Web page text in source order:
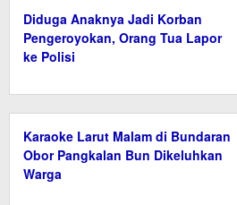
Diduga Anaknya Jadi Korban
Pengeroyokan, Orang Tua Lapor
ke Polisi
Karaoke Larut Malam di Bundaran
Obor Pangkalan Bun Dikeluhkan
Warga